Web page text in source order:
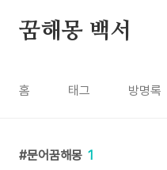
꿈해몽 백서
홈 태그 방명록
문어꿈해몽 1